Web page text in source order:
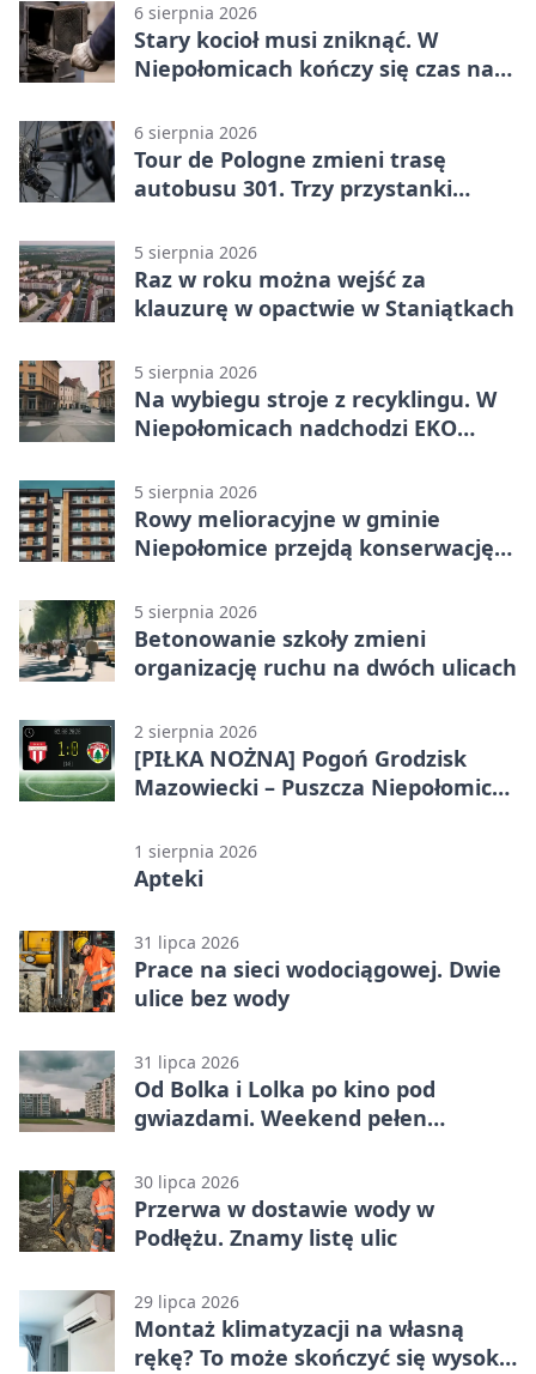
6 sierpnia 2026
Stary kocioł musi zniknąć. W
Niepołomicach kończy się czas na
6 sierpnia 2026
Tour de Pologne zmieni trasę
autobusu 301. Trzy przystanki
5 sierpnia 2026
Raz w roku można wejść za
klauzurę w opactwie w Staniątkach
5 sierpnia 2026
Na wybiegu stroje z recyklingu. W
Niepołomicach nadchodzi EKO
5 sierpnia 2026
Rowy melioracyjne w gminie
Niepołomice przejdą konserwację.
5 sierpnia 2026
Betonowanie szkoły zmieni
organizację ruchu na dwóch ulicach
2 sierpnia 2026
[PIŁKA NOŻNA] Pogoń Grodzisk
Mazowiecki – Puszcza Niepołomice
punktów w Betclic 1. lidze
1 sierpnia 2026
Apteki
31 lipca 2026
Prace na sieci wodociągowej. Dwie
ulice bez wody
31 lipca 2026
Od Bolka i Lolka po kino pod
gwiazdami. Weekend pełen
30 lipca 2026
Przerwa w dostawie wody w
Podłężu. Znamy listę ulic
29 lipca 2026
Montaż klimatyzacji na własną
rękę? To może skończyć się wysoką